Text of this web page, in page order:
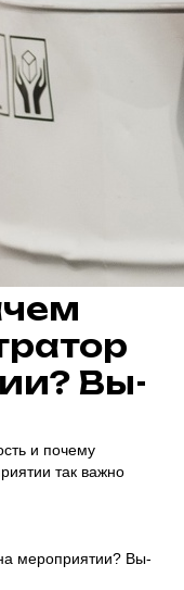
Вы-
и почему
так важно
мероприятии? Вы-